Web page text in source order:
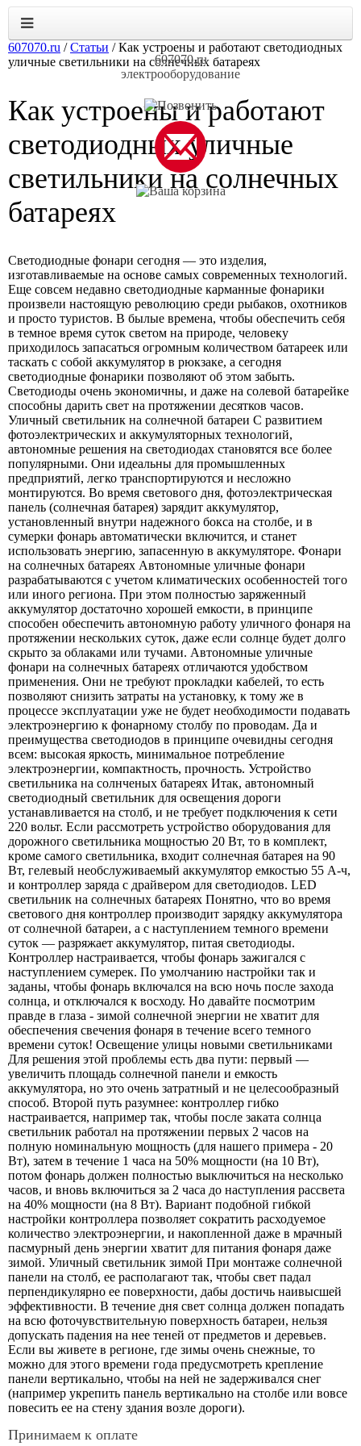
607070.ru
электрооборудование
607070.ru /Статьи /Как устроены и работают светодиодных
уличные светильники на солнечных батареях
Как устроены и работают
светодиодных уличные
светильники на солнечных
батареях
Светодиодные фонари сегодня — это изделия,
изготавливаемые на основе самых современных технологий.
Еще совсем недавно светодиодные карманные фонарики
произвели настоящую революцию среди рыбаков, охотников
и просто туристов. В былые времена, чтобы обеспечить себя
в темное время суток светом на природе, человеку
приходилось запасаться огромным количеством батареек или
таскать с собой аккумулятор в рюкзаке, а сегодня
светодиодные фонарики позволяют об этом забыть.
Светодиоды очень экономичны, и даже на солевой батарейке
способны дарить свет на протяжении десятков часов.
Уличный светильник на солнечной батареи С развитием
фотоэлектрических и аккумуляторных технологий,
автономные решения на светодиодах становятся все более
популярными. Они идеальны для промышленных
предприятий, легко транспортируются и несложно
монтируются. Во время светового дня, фотоэлектрическая
панель (солнечная батарея) зарядит аккумулятор,
установленный внутри надежного бокса на столбе, и в
сумерки фонарь автоматически включится, и станет
использовать энергию, запасенную в аккумуляторе. Фонари
на солнечных батареях Автономные уличные фонари
разрабатываются с учетом климатических особенностей того
или иного региона. При этом полностью заряженный
аккумулятор достаточно хорошей емкости, в принципе
способен обеспечить автономную работу уличного фонаря на
протяжении нескольких суток, даже если солнце будет долго
скрыто за облаками или тучами. Автономные уличные
фонари на солнечных батареях отличаются удобством
применения. Они не требуют прокладки кабелей, то есть
позволяют снизить затраты на установку, к тому же в
процессе эксплуатации уже не будет необходимости подавать
электроэнергию к фонарному столбу по проводам. Да и
преимущества светодиодов в принципе очевидны сегодня
всем: высокая яркость, минимальное потребление
электроэнергии, компактность, прочность. Устройство
светильника на солнченых батареях Итак, автономный
светодиодный светильник для освещения дороги
устанавливается на столб, и не требует подключения к сети
220 вольт. Если рассмотреть устройство оборудования для
дорожного светильника мощностью 20 Вт, то в комплект,
кроме самого светильника, входит солнечная батарея на 90
Вт, гелевый необслуживаемый аккумулятор емкостью 55 А-ч,
и контроллер заряда с драйвером для светодиодов. LED
светильник на солнечных батареях Понятно, что во время
светового дня контроллер производит зарядку аккумулятора
от солнечной батареи, а с наступлением темного времени
суток — разряжает аккумулятор, питая светодиоды.
Контроллер настраивается, чтобы фонарь зажигался с
наступлением сумерек. По умолчанию настройки так и
заданы, чтобы фонарь включался на всю ночь после захода
солнца, и отключался к восходу. Но давайте посмотрим
правде в глаза - зимой солнечной энергии не хватит для
обеспечения свечения фонаря в течение всего темного
времени суток! Освещение улицы новыми светильниками
Для решения этой проблемы есть два пути: первый —
увеличить площадь солнечной панели и емкость
аккумулятора, но это очень затратный и не целесообразный
способ. Второй путь разумнее: контроллер гибко
настраивается, например так, чтобы после заката солнца
светильник работал на протяжении первых 2 часов на
полную номинальную мощность (для нашего примера - 20
Вт), затем в течение 1 часа на 50% мощности (на 10 Вт),
потом фонарь должен полностью выключиться на несколько
часов, и вновь включиться за 2 часа до наступления рассвета
на 40% мощности (на 8 Вт). Вариант подобной гибкой
настройки контроллера позволяет сократить расходуемое
количество электроэнергии, и накопленной даже в мрачный
пасмурный день энергии хватит для питания фонаря даже
зимой. Уличный светильник зимой При монтаже солнечной
панели на столб, ее располагают так, чтобы свет падал
перпендикулярно ее поверхности, дабы достичь наивысшей
эффективности. В течение дня свет солнца должен попадать
на всю фоточувствительную поверхность батареи, нельзя
допускать падения на нее теней от предметов и деревьев.
Если вы живете в регионе, где зимы очень снежные, то
можно для этого времени года предусмотреть крепление
панели вертикально, чтобы на ней не задерживался снег
(например укрепить панель вертикально на столбе или вовсе
повесить ее на стену здания возле дороги).
Принимаем к оплате